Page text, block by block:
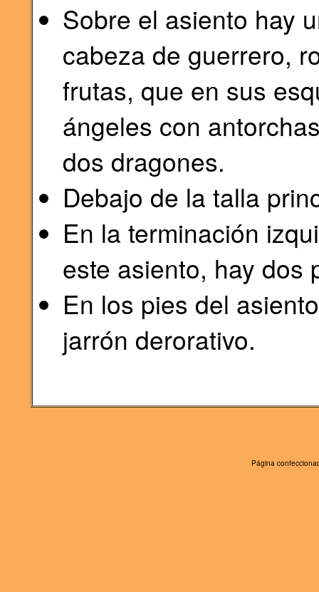
Sobre el asiento hay
cabeza de guerrero,
frutas, que en sus
ángeles con
dos dragones.
Debajo de la talla
En la terminación
este asiento, hay dos
En los pies del
jarrón derorativo.
Página